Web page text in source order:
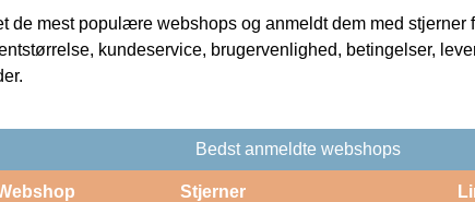
de mest populære webshops og anmeldt dem med stjerner
kundeservice, brugervenlighed, betingelser,
Bedst anmeldte webshops
Stjerner